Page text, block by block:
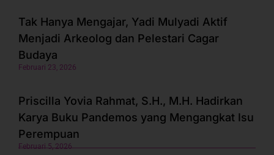
Tak Hanya Mengajar, Yadi Mulyadi Aktif
Menjadi Arkeolog dan Pelestari Cagar
Budaya
Februari 23, 2026
Priscilla Yovia Rahmat, S.H., M.H. Hadirkan
Karya Buku Pandemos yang Mengangkat Isu
Perempuan
Februari 5, 2026